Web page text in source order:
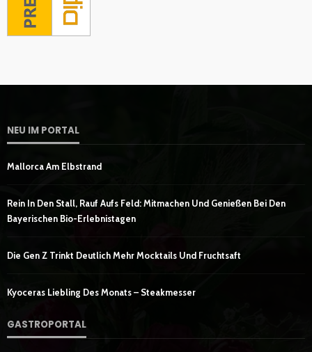
NEU IM PORTAL
Mallorca Am Elbstrand
Rein In Den Stall, Rauf Aufs Feld: Mitmachen Und Genießen Bei Den
Bayerischen Bio-Erlebnistagen
Die Gen Z Trinkt Deutlich Mehr Mocktails Und Fruchtsaft
Kyoceras Liebling Des Monats – Steakmesser
GASTROPORTAL